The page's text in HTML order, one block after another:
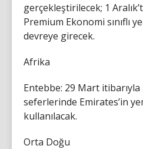
gerçekleştirilecek; 1
Premium Ekonomi sınıflı
devreye girecek.
Afrika
Entebbe: 29 Mart itibarıyla
seferlerinde Emirates’in
kullanılacak.
Orta Doğu